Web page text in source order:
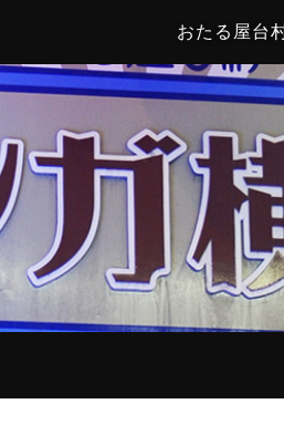
おたる屋台